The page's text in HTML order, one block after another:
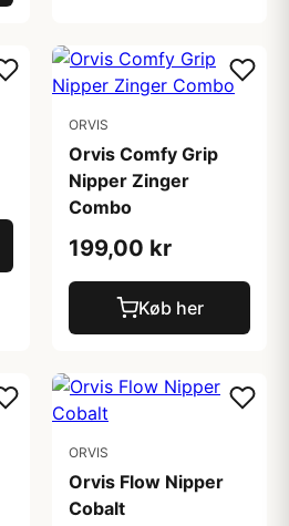
ORVIS
Orvis Comfy Grip
Nipper Zinger
Combo
199,00 kr
Køb her
ORVIS
Orvis Flow Nipper
Cobalt